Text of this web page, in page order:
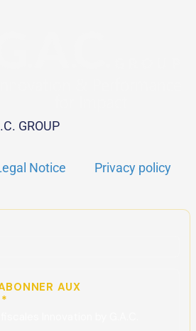
GROUP
Notice Privacy policy